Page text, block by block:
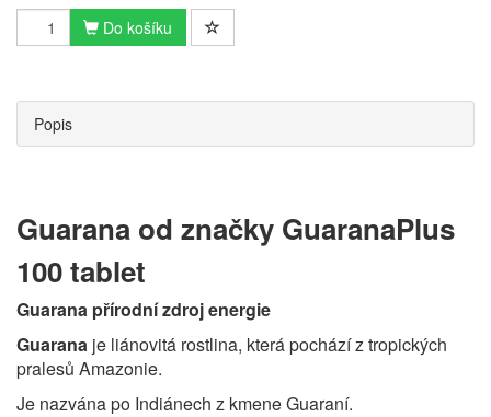
Do košíku
Popis
Guarana od značky GuaranaPlus
100 tablet
Guarana přírodní zdroj energie
Guarana je liánovitá rostlina, která pochází z tropických
pralesů Amazonie.
Je nazvána po Indiánech z kmene Guaraní.